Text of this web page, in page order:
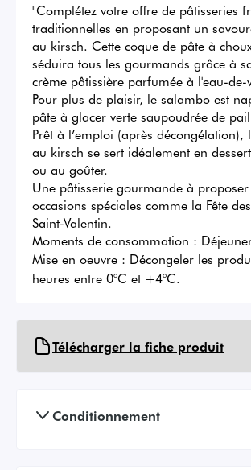
"Complétez votre offre de pâtisseries
traditionnelles en proposant un
au kirsch. Cette coque de pâte à
séduira tous les gourmands grâce à
crème pâtissière parfumée à l'eau-de-
Pour plus de plaisir, le salambo est
pâte à glacer verte saupoudrée de
Prêt à l’emploi (après décongélation),
au kirsch se sert idéalement en
ou au goûter.
Une pâtisserie gourmande à
occasions spéciales comme la Fête
Saint-Valentin.
Moments de consommation :
Mise en oeuvre : Décongeler les
heures entre 0°C et +4°C.
Télécharger la fiche produit
Conditionnement